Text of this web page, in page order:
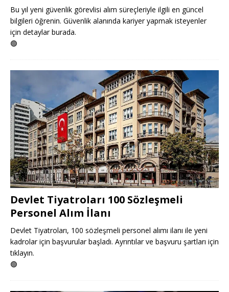
Bu yıl yeni güvenlik görevlisi alım süreçleriyle ilgili en güncel
bilgileri öğrenin. Güvenlik alanında kariyer yapmak isteyenler
için detaylar burada.
🟢
Devlet Tiyatroları 100 Sözleşmeli
Personel Alım İlanı
Devlet Tiyatroları, 100 sözleşmeli personel alımı ilanı ile yeni
kadrolar için başvurular başladı. Ayrıntılar ve başvuru şartları için
tıklayın.
🟢